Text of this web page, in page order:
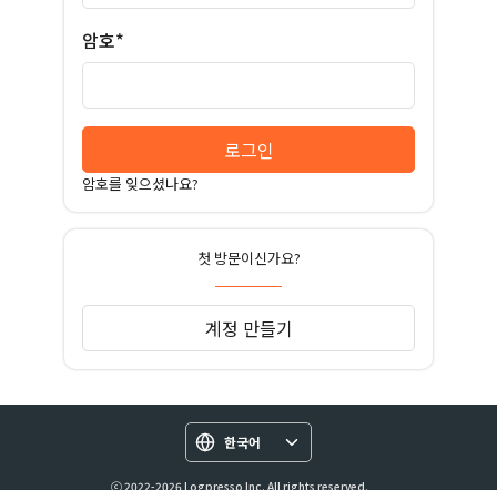
암호*
로그인
암호를 잊으셨나요?
첫 방문이신가요?
계정 만들기
한국어
ⓒ 2022-2026 Logpresso Inc. All rights reserved.